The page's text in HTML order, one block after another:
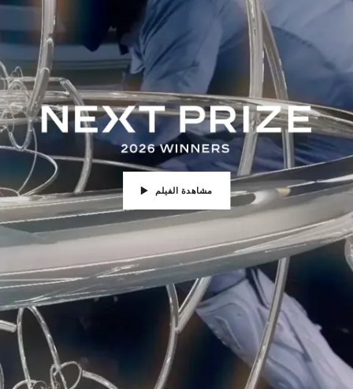
مشاهدة الفيلم